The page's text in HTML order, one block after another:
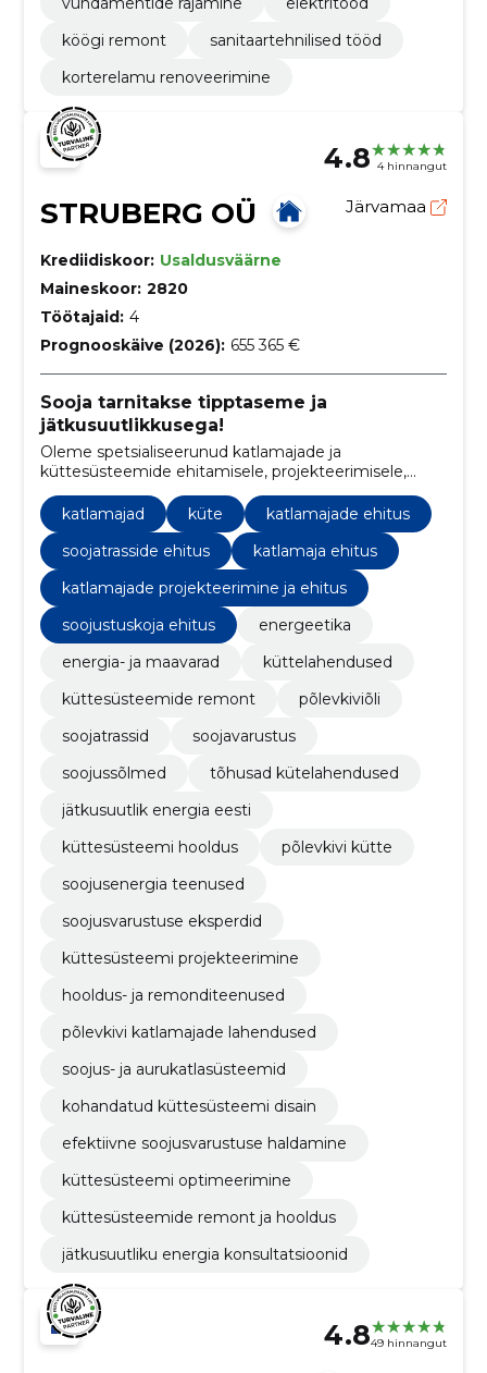
köögi remont
sanitaartehnilised tööd
korterelamu renoveerimine
4.8 4 hinnangut
STRUBERG OÜ Järvamaa
Krediidiskoor: Usaldusväärne
Maineskoor: 2820
Töötajaid: 4
Prognooskäive (2026): 655 365 €
Sooja tarnitakse tipptaseme ja
jätkusuutlikkusega!
Oleme spetsialiseerunud katlamajade ja
küttesüsteemide ehitamisele, projekteerimisele,
põlemisseadmete ja soojusradade müügile ja
paigaldamisele.
katlamajad küte
katlamajade ehitus
soojatrasside ehitus
katlamaja ehitus
katlamajade projekteerimine ja ehitus
soojustuskoja ehitus
energeetika
energia- ja maavarad
küttelahendused
küttesüsteemide remont
põlevkiviõli
soojatrassid
soojavarustus
soojussõlmed
tõhusad kütelahendused
jätkusuutlik energia eesti
küttesüsteemi hooldus
põlevkivi kütte
soojusenergia teenused
soojusvarustuse eksperdid
küttesüsteemi projekteerimine
hooldus- ja remonditeenused
põlevkivi katlamajade lahendused
soojus- ja aurukatlasüsteemid
kohandatud küttesüsteemi disain
efektiivne soojusvarustuse haldamine
küttesüsteemi optimeerimine
küttesüsteemide remont ja hooldus
jätkusuutliku energia konsultatsioonid
4.849 hinnangut